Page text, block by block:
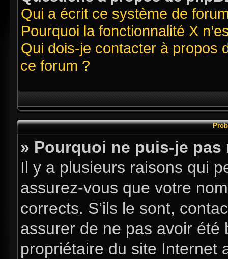
Qui a écrit ce système de
Pourquoi la fonctionnalité X
Qui dois-je contacter à propos
ce forum ?
» Pourquoi ne puis-je pas
Il y a plusieurs raisons qui
assurez-vous que votre
corrects. S’ils le sont,
assurer de ne pas avoir
propriétaire du site Internet